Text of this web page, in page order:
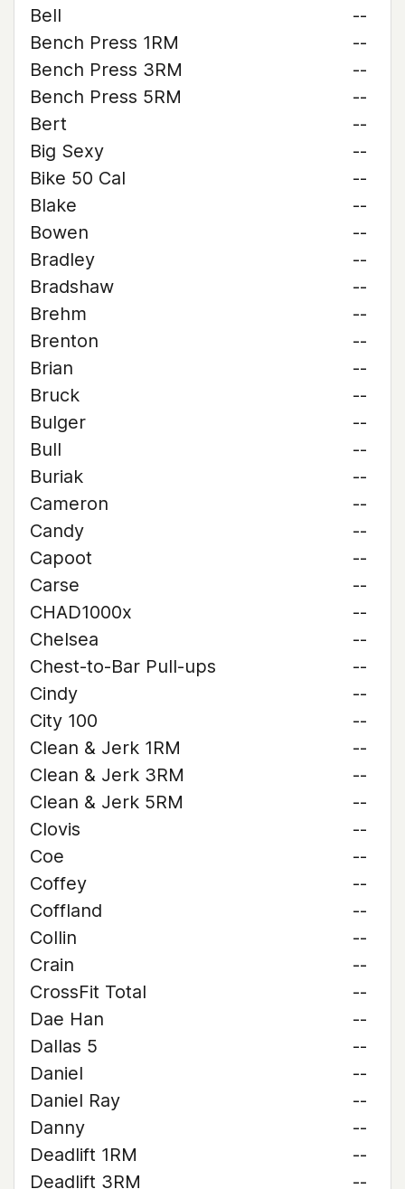
Bell
--
Bench Press 1RM
--
Bench Press 3RM
--
Bench Press 5RM
--
Bert
--
Big Sexy
--
Bike 50 Cal
--
Blake
--
Bowen
--
Bradley
--
Bradshaw
--
Brehm
--
Brenton
--
Brian
--
Bruck
--
Bulger
--
Bull
--
Buriak
--
Cameron
--
Candy
--
Capoot
--
Carse
--
CHAD1000x
--
Chelsea
--
Chest-to-Bar Pull-ups
--
Cindy
--
City 100
--
Clean & Jerk 1RM
--
Clean & Jerk 3RM
--
Clean & Jerk 5RM
--
Clovis
--
Coe
--
Coffey
--
Coffland
--
Collin
--
Crain
--
CrossFit Total
--
Dae Han
--
Dallas 5
--
Daniel
--
Daniel Ray
--
Danny
--
Deadlift 1RM
--
Deadlift 3RM
--